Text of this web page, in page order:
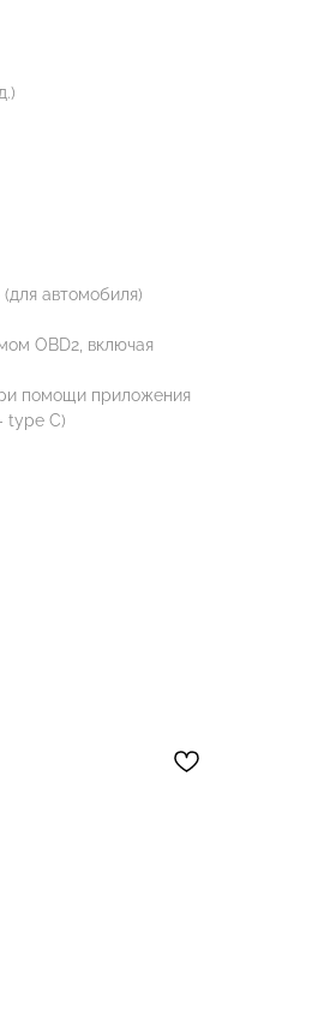
автомобиля)
OBD2, включая
помощи приложения
type C)